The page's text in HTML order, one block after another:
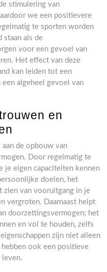
stimulering van
we een positievere
te sporten worden
staan als de
voor een gevoel van
Het effect van deze
kan leiden tot een
algeheel gevoel van
en
de opbouw van
Door regelmatig te
je eigen capaciteiten kennen
doelen, het
zien van vooruitgang in je
vergroten. Daarnaast helpt
doorzettingsvermogen; het
en vol te houden, zelfs
zijn niet alleen
ook een positieve
leven.